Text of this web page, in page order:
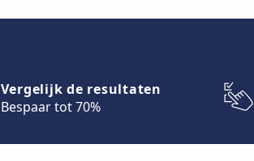
Vergelijk de resultaten
Bespaar tot 70%